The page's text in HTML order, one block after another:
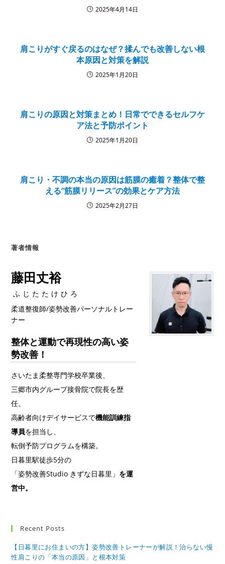
2025年4月14日
肩こりがすぐ戻るのはなぜ？揉んでも改善しない根
本原因と対策を解説
2025年1月20日
肩こりの原因と対策まとめ！日常でできるセルフケ
ア法と予防ポイント
2025年1月20日
肩こり・不調の本当の原因は筋膜の癒着？整体で整
える“筋膜リリース”の効果とケア方法
2025年2月27日
著者情報
藤田丈裕
ふじたたけひろ
柔道整復師/姿勢改善パーソナルトレー
ナー
整体と運動で再現性の高い姿
勢改善！
さいたま柔整専門学校卒業後、
三郷市内グループ接骨院で院長を歴
任。
高齢者向けデイサービスで機能訓練指
導員を担当し、
転倒予防プログラムを構築。
日暮里駅徒歩5分の
「姿勢改善Studio きずな日暮里」 を運
営中。
Recent Posts
【日暮里にお住まいの方】姿勢改善トレーナーが解説！治らない慢
性肩こりの「本当の原因」と根本対策